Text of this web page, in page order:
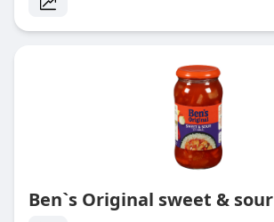
Ben`s Original sweet & sour